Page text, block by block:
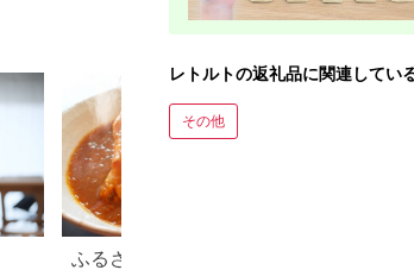
ふるさと納税の人気カレ
レトルトの返礼品に関連してい
その他